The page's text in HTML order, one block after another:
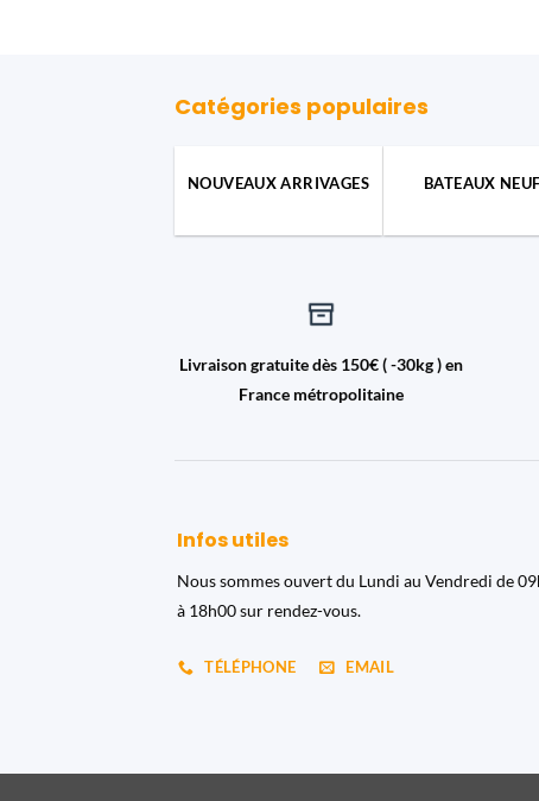
Catégories populaires
NOUVEAUX ARRIVAGES BATEAUX
Livraison gratuite dès 150€ ( -30kg ) en
France métropolitaine
Infos utiles
Nous sommes ouvert du Lundi au Vendredi de
à 18h00 sur rendez-vous.
TÉLÉPHONE EMAIL